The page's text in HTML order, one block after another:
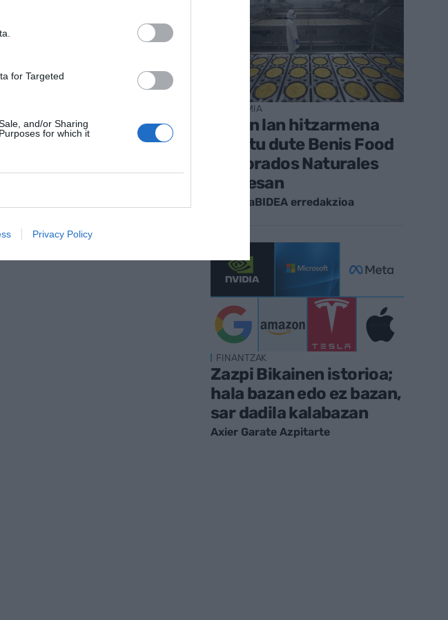
for Targeted
and/or Sharing
for which it
Privacy Policy
EKONOMIA
Lehen lan hitzarmena
adostu dute Benis Food
Elaborados Naturales
enpresan
EnpresaBIDEA erredakzioa
FINANTZAK
Zazpi Bikainen istorioa;
hala bazan edo ez bazan,
sar dadila kalabazan
Axier Garate Azpitarte